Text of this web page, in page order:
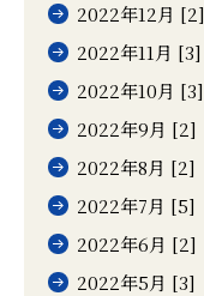
2022年12月 [2]
2022年11月 [3]
2022年10月 [3]
2022年9月 [2]
2022年8月 [2]
2022年7月 [5]
2022年6月 [2]
2022年5月 [3]